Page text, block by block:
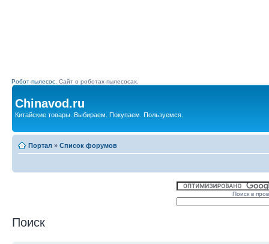
Робот-пылесос. Сайт о роботах-пылесосах.
Chinavod.ru
Китайские товары. Выбираем. Покупаем. Пользуемся.
Портал » Список форумов
Поиск в
Поиск